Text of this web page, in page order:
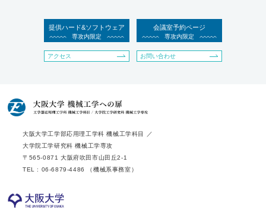
大阪大学工学部応用理工学科 機械工学科目 ／
大学院工学研究科 機械工学専攻
〒565-0871 大阪府吹田市山田丘2-1
TEL : 06-6879-4486 （機械系事務室）
提供ハード&ソフトウェア
専攻内限定
会議室予約ページ
専攻内限定
アクセス お問い合わせ